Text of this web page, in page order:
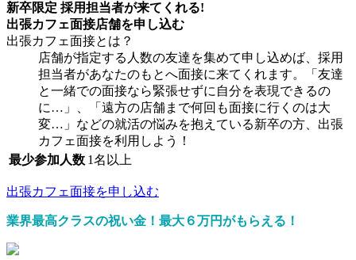
新卒限定 採用担当者が来てくれる!
出張カフェ面接店舗を申し込む
出張カフェ面接とは？
店舗が指定する人数の友達を集めて申し込めば、採用
担当者があなたのもとへ面接に来てくれます。「友達
と一緒での面接なら緊張せずに自分を表現できるの
に…」、「遠方の店舗まで何回も面接に行くのは大
変…」などの就活の悩みを抱えている新卒の方、出張
カフェ面接を利用しよう！
最少参加人数 1名以上
出張カフェ面接を申し込む
業界最高クラスの祝い金！最大６万円がもらえる！